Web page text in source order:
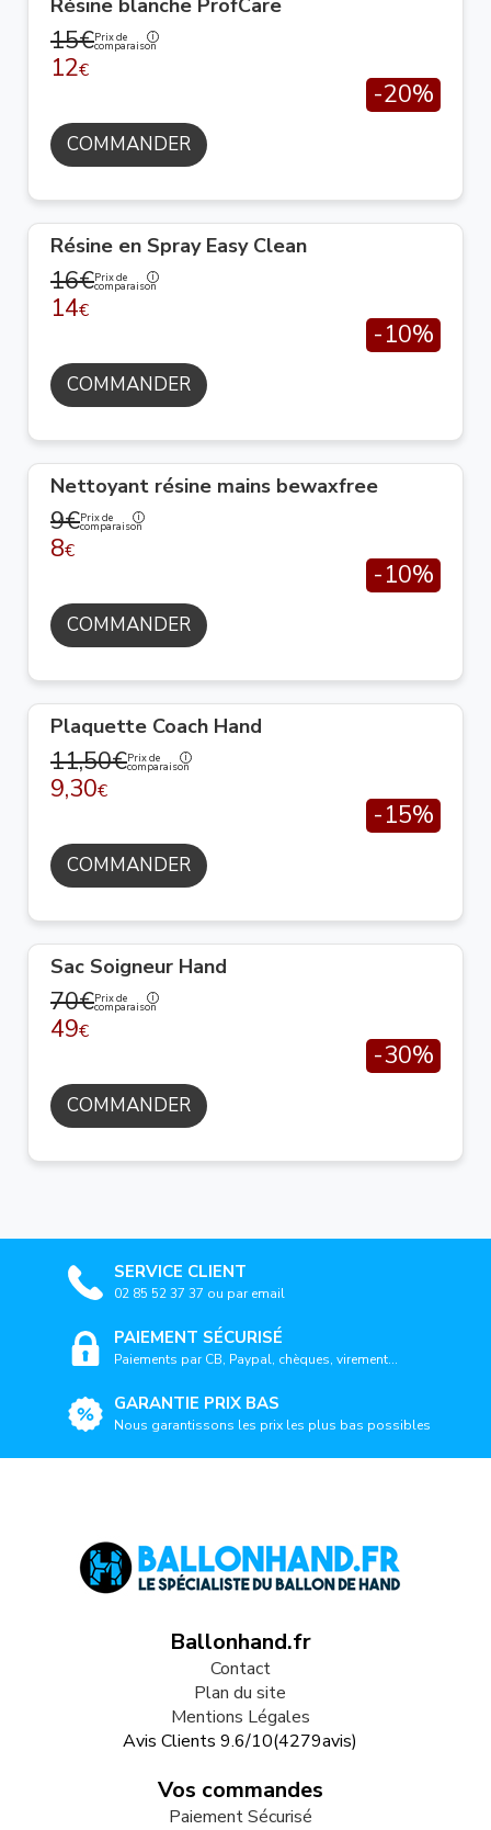
Résine blanche ProfCare
15€Prix de
comparaison
12€
-20%
COMMANDER
Résine en Spray Easy Clean
16€Prix de
comparaison
14€
-10%
COMMANDER
Nettoyant résine mains bewaxfree
9€Prix de
comparaison
8€
-10%
COMMANDER
Plaquette Coach Hand
11,50€Prix de
comparaison
9,30€
-15%
COMMANDER
Sac Soigneur Hand
70€Prix de
comparaison
49€
-30%
COMMANDER
SERVICE CLIENT
02 85 52 37 37 ou par email
PAIEMENT SÉCURISÉ
Paiements par CB, Paypal, chèques, virement...
GARANTIE PRIX BAS
Nous garantissons les prix les plus bas possibles
Ballonhand.fr
Contact
Plan du site
Mentions Légales
Avis Clients 9.6/10(4279avis)
Vos commandes
Paiement Sécurisé